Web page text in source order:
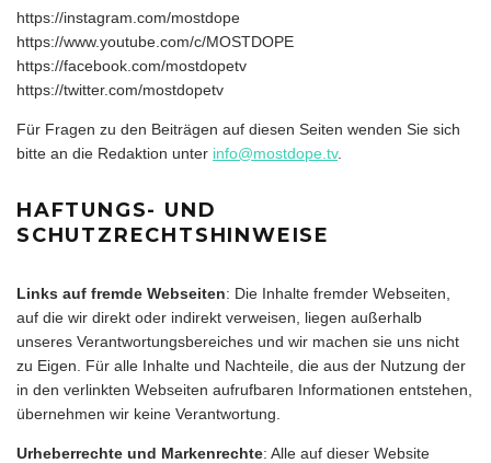
https://instagram.com/mostdope
https://www.youtube.com/c/MOSTDOPE
https://facebook.com/mostdopetv
https://twitter.com/mostdopetv
Für Fragen zu den Beiträgen auf diesen Seiten wenden Sie sich
bitte an die Redaktion unter info@mostdope.tv.
HAFTUNGS- UND
SCHUTZRECHTSHINWEISE
Links auf fremde Webseiten: Die Inhalte fremder Webseiten,
auf die wir direkt oder indirekt verweisen, liegen außerhalb
unseres Verantwortungsbereiches und wir machen sie uns nicht
zu Eigen. Für alle Inhalte und Nachteile, die aus der Nutzung der
in den verlinkten Webseiten aufrufbaren Informationen entstehen,
übernehmen wir keine Verantwortung.
Urheberrechte und Markenrechte: Alle auf dieser Website